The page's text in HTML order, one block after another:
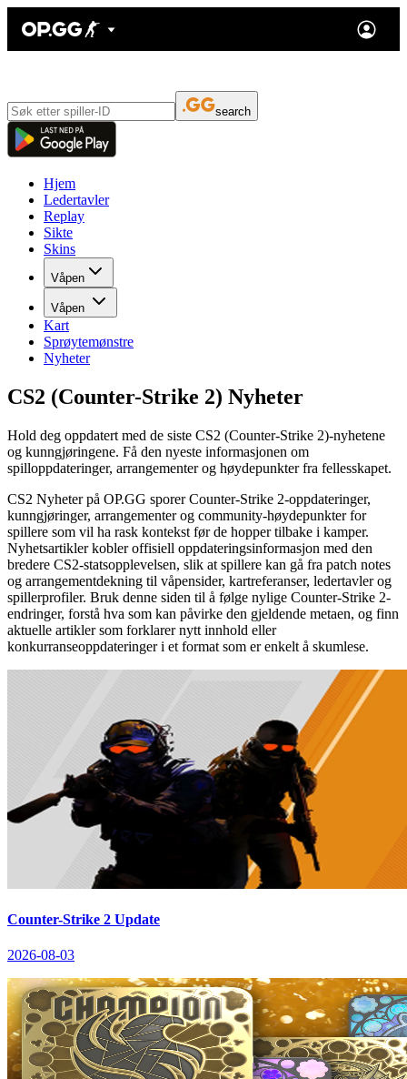
search
Hjem
Ledertavler
Replay
Sikte
Skins
Våpen
Våpen
Kart
Sprøytemønstre
Nyheter
CS2 (Counter-Strike 2) Nyheter
Hold deg oppdatert med de siste CS2 (Counter-Strike 2)-nyhetene
og kunngjøringene. Få den nyeste informasjonen om
spilloppdateringer, arrangementer og høydepunkter fra fellesskapet.
CS2 Nyheter på OP.GG sporer Counter-Strike 2-oppdateringer,
kunngjøringer, arrangementer og community-høydepunkter for
spillere som vil ha rask kontekst før de hopper tilbake i kamper.
Nyhetsartikler kobler offisiell oppdateringsinformasjon med den
bredere CS2-statsopplevelsen, slik at spillere kan gå fra patch notes
og arrangementdekning til våpensider, kartreferanser, ledertavler og
spillerprofiler. Bruk denne siden til å følge nylige Counter-Strike 2-
endringer, forstå hva som kan påvirke den gjeldende metaen, og finn
aktuelle artikler som forklarer nytt innhold eller
konkurranseoppdateringer i et format som er enkelt å skumlese.
Counter-Strike 2 Update
2026-08-03